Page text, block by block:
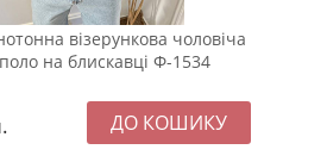
візерункова чоловіча
на блискавці Ф-1534